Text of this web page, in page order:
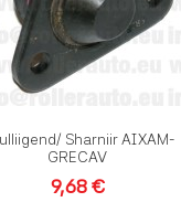
Sharniir AIXAM-
GRECAV
9,68 €